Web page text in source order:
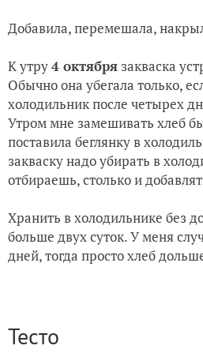
Добавила, перемешала,
К утру4 октября закваска
Обычно она убегала только,
холодильник после четырех
Утром мне замешивать хлеб
поставила беглянку в
закваску надо убирать в
отбираешь, столько и
Хранить в холодильнике без
больше двух суток. У меня
дней, тогда просто хлеб
Тесто